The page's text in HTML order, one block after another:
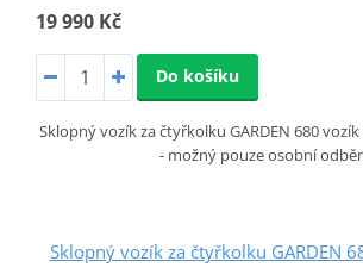
19 990 Kč
Do košíku
Sklopný vozík za čtyřkolku GARDEN 680
- možný pouze osobní
Sklopný vozík za čtyřkolku GARDEN